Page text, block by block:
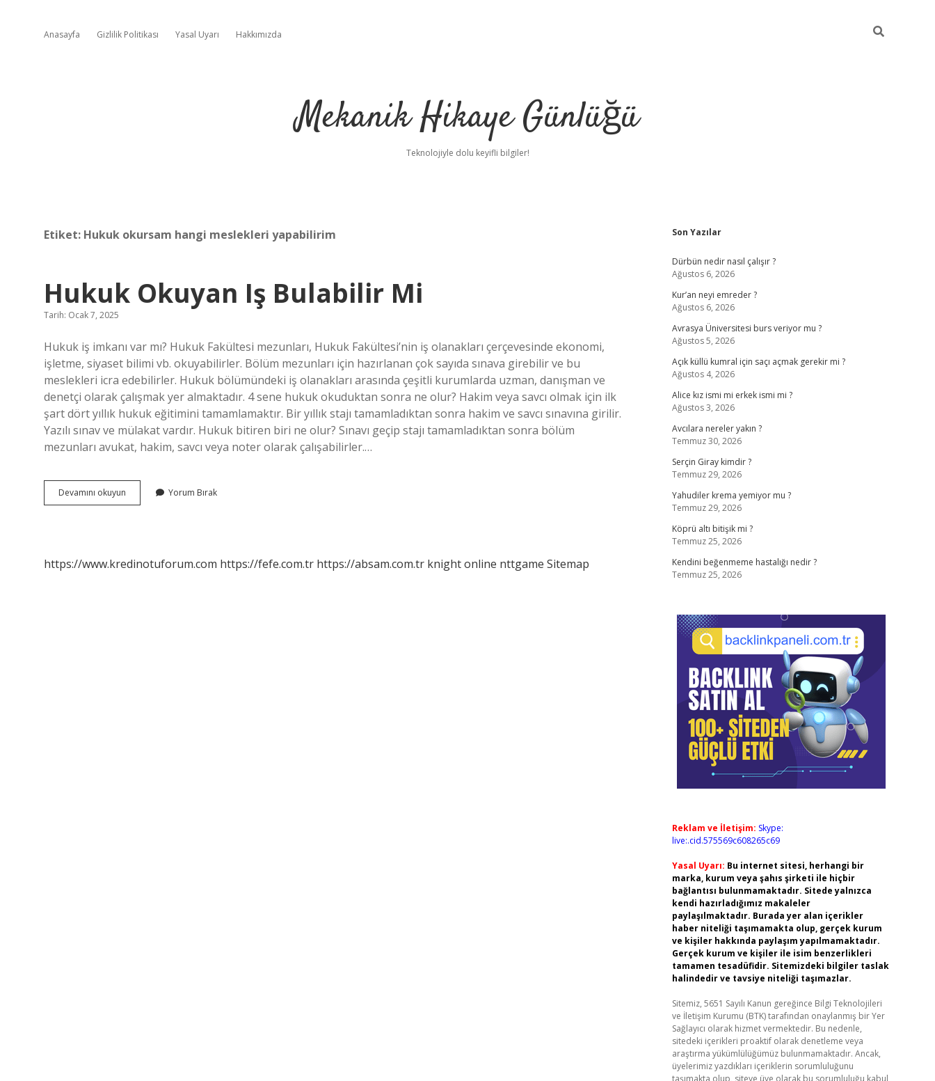
Anasayfa Gizlilik Politikası Yasal Uyarı Hakkımızda
Mekanik Hikaye Günlüğü
Teknolojiyle dolu keyifli bilgiler!
Etiket: Hukuk okursam hangi meslekleri yapabilirim
Hukuk Okuyan Iş Bulabilir Mi
Tarih: Ocak 7, 2025
Hukuk iş imkanı var mı? Hukuk Fakültesi mezunları, Hukuk Fakültesi’nin iş olanakları çerçevesinde ekonomi,
işletme, siyaset bilimi vb. okuyabilirler. Bölüm mezunları için hazırlanan çok sayıda sınava girebilir ve bu
meslekleri icra edebilirler. Hukuk bölümündeki iş olanakları arasında çeşitli kurumlarda uzman, danışman ve
denetçi olarak çalışmak yer almaktadır. 4 sene hukuk okuduktan sonra ne olur? Hakim veya savcı olmak için ilk
şart dört yıllık hukuk eğitimini tamamlamaktır. Bir yıllık stajı tamamladıktan sonra hakim ve savcı sınavına girilir.
Yazılı sınav ve mülakat vardır. Hukuk bitiren biri ne olur? Sınavı geçip stajı tamamladıktan sonra bölüm
mezunları avukat, hakim, savcı veya noter olarak çalışabilirler.…
Devamını okuyun
Okuyan
Yorum Bırak
https://www.kredinotuforum.com https://fefe.com.tr https://absam.com.tr knight online nttgame Sitemap
Sidebar
Son Yazılar
Dürbün nedir nasıl çalışır ?
Ağustos 6, 2026
Kur’an neyi emreder ?
Ağustos 6, 2026
Avrasya Üniversitesi burs veriyor mu ?
Ağustos 5, 2026
Açık küllü kumral için saçı açmak gerekir mi ?
Ağustos 4, 2026
Alice kız ismi mi erkek ismi mi ?
Ağustos 3, 2026
Avcılara nereler yakın ?
Temmuz 30, 2026
Serçin Giray kimdir ?
Temmuz 29, 2026
Yahudiler krema yemiyor mu ?
Temmuz 29, 2026
Köprü altı bitişik mi ?
Temmuz 25, 2026
Kendini beğenmeme hastalığı nedir ?
Temmuz 25, 2026
Reklam ve İletişim: Skype:
live:.cid.575569c608265c69
Yasal Uyarı: Bu internet sitesi, herhangi bir
marka, kurum veya şahıs şirketi ile hiçbir
bağlantısı bulunmamaktadır. Sitede yalnızca
kendi hazırladığımız makaleler
paylaşılmaktadır. Burada yer alan içerikler
haber niteliği taşımamakta olup, gerçek kurum
ve kişiler hakkında paylaşım yapılmamaktadır.
Gerçek kurum ve kişiler ile isim benzerlikleri
tamamen tesadüfidir. Sitemizdeki bilgiler taslak
halindedir ve tavsiye niteliği taşımazlar.
Sitemiz, 5651 Sayılı Kanun gereğince Bilgi Teknolojileri
ve İletişim Kurumu (BTK) tarafından onaylanmış bir Yer
Sağlayıcı olarak hizmet vermektedir. Bu nedenle,
sitedeki içerikleri proaktif olarak denetleme veya
araştırma yükümlülüğümüz bulunmamaktadır. Ancak,
üyelerimiz yazdıkları içeriklerin sorumluluğunu
taşımakta olup, siteye üye olarak bu sorumluluğu kabul